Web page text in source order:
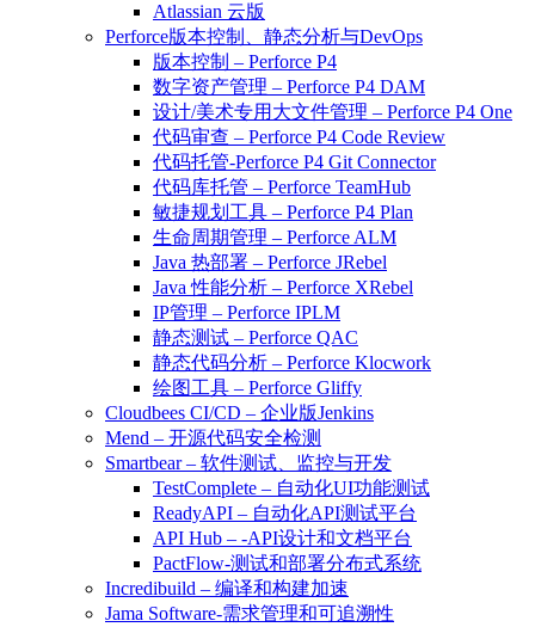
Atlassian 云版
Perforce版本控制、静态分析与DevOps
版本控制 – Perforce P4
数字资产管理 – Perforce P4 DAM
设计/美术专用大文件管理 – Perforce P4 One
代码审查 – Perforce P4 Code Review
代码托管-Perforce P4 Git Connector
代码库托管 – Perforce TeamHub
敏捷规划工具 – Perforce P4 Plan
生命周期管理 – Perforce ALM
Java 热部署 – Perforce JRebel
Java 性能分析 – Perforce XRebel
IP管理 – Perforce IPLM
静态测试 – Perforce QAC
静态代码分析 – Perforce Klocwork
绘图工具 – Perforce Gliffy
Cloudbees CI/CD – 企业版Jenkins
Mend – 开源代码安全检测
Smartbear – 软件测试、监控与开发
TestComplete – 自动化UI功能测试
ReadyAPI – 自动化API测试平台
API Hub – -API设计和文档平台
PactFlow-测试和部署分布式系统
Incredibuild – 编译和构建加速
Jama Software-需求管理和可追溯性